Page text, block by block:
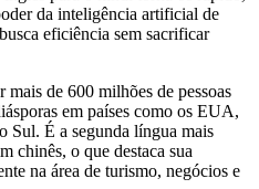
da inteligência artificial de
eficiência sem sacrificar
de 600 milhões de pessoas
em países como os EUA,
Sul. É a segunda língua mais
chinês, o que destaca sua
na área de turismo, negócios e